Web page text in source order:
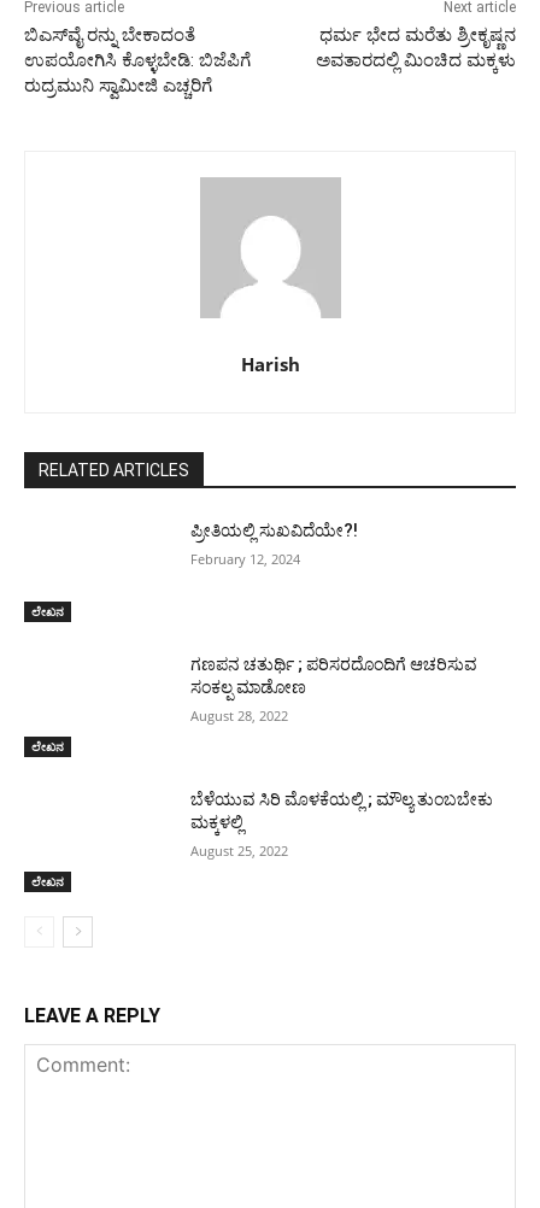
Previous article
ಬಿಎಸ್‌ವೈ ರನ್ನು ಬೇಕಾದಂತೆ
ಉಪಯೋಗಿಸಿ ಕೊಳ್ಳಬೇಡಿ: ಬಿಜೆಪಿಗೆ
ರುದ್ರಮುನಿ ಸ್ವಾಮೀಜಿ ಎಚ್ಚರಿಗೆ
Next article
ಧರ್ಮ ಭೇದ ಮರೆತು ಶ್ರೀಕೃಷ್ಣನ
ಅವತಾರದಲ್ಲಿ ಮಿಂಚಿದ ಮಕ್ಕಳು
Harish
RELATED ARTICLES
ಲೇಖನ
ಪ್ರೀತಿಯಲ್ಲಿ ಸುಖವಿದೆಯೇ?!
February 12, 2024
ಲೇಖನ
ಗಣಪನ ಚತುರ್ಥಿ ; ಪರಿಸರದೊಂದಿಗೆ ಆಚರಿಸುವ
ಸಂಕಲ್ಪ‌ ಮಾಡೋಣ
August 28, 2022
ಲೇಖನ
ಬೆಳೆಯುವ ಸಿರಿ ಮೊಳಕೆಯಲ್ಲಿ ; ಮೌಲ್ಯ ತುಂಬಬೇಕು
ಮಕ್ಕಳಲ್ಲಿ
August 25, 2022
LEAVE A REPLY